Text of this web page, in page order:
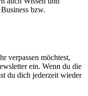
bzw.
verpassen möchtest,
ein. Wenn du die
du dich jederzeit wieder